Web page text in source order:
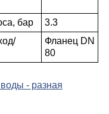
бар
3.3
Фланец DN
80
- разная